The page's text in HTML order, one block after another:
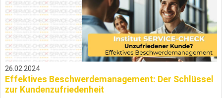
26.02.2024
Effektives Beschwerdemanagement: Der Schlüssel
zur Kundenzufriedenheit